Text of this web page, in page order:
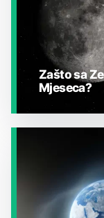
Zašto sa
Mjeseca?